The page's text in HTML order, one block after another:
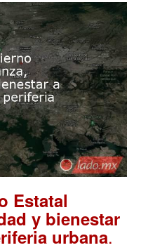
Estatal
y bienestar
urbana.